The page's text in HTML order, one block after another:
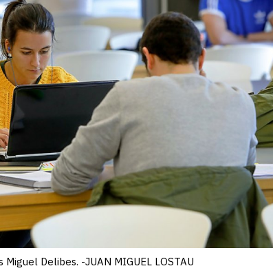
Delibes. -JUAN MIGUEL LOSTAU